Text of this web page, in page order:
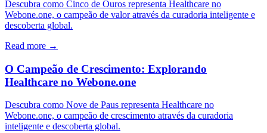
Descubra como Cinco de Ouros representa Healthcare no
Webone.one, o campeão de valor através da curadoria inteligente e
descoberta global.
Read more →
O Campeão de Crescimento: Explorando
Healthcare no Webone.one
Descubra como Nove de Paus representa Healthcare no
Webone.one, o campeão de crescimento através da curadoria
inteligente e descoberta global.